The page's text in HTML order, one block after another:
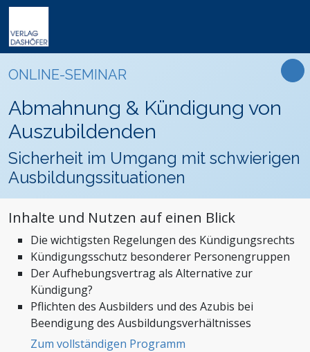
Online-Seminare
VideoCampus
Seminare
Tagungen
Inhouse
Fachbücher
Software
Wissensdatenbanken
Formulare
Arbeitsrecht
Bauwesen und Architektur
Betriebsrat und Arbeitnehmervertretung
Einkauf
Digitalisierung
Immobilien und Grundbesitz
Management und Unternehmensführung
Nachhaltigkeit
Personalmanagement und Entgeltabrechnung
Steuern, Finanzen und Controlling
Stiftungen und Non-Profit Organisationen
Zoll und Außenhandel
Newsletter
FAQ
Der Verlag
Das Team
Kontaktformular
Unsere Profis
Presse
Karriere
Online-Weiterbildung
Präsenz-Weiterbildung
Produkte
Themen
Dashöfer
ONLINE-SEMINAR
Abmahnung & Kündigung von
Auszubildenden
Sicherheit im Umgang mit schwierigen
Ausbildungssituationen
Inhalte und Nutzen auf einen Blick
Die wichtigsten Regelungen des Kündigungsrechts
Kündigungsschutz besonderer Personengruppen
Der Aufhebungsvertrag als Alternative zur
Kündigung?
Pflichten des Ausbilders und des Azubis bei
Beendigung des Ausbildungsverhältnisses
Zum vollständigen Programm